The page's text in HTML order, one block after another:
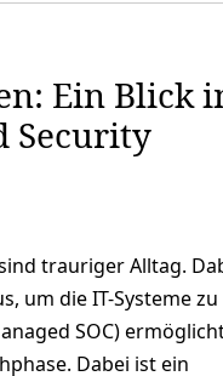
Ein Blick
Security
trauriger Alltag.
um die IT-Systeme zu
SOC)
Dabei ist ein